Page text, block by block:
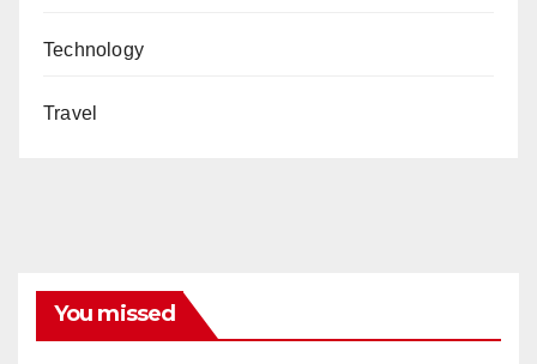
Technology
Travel
You missed